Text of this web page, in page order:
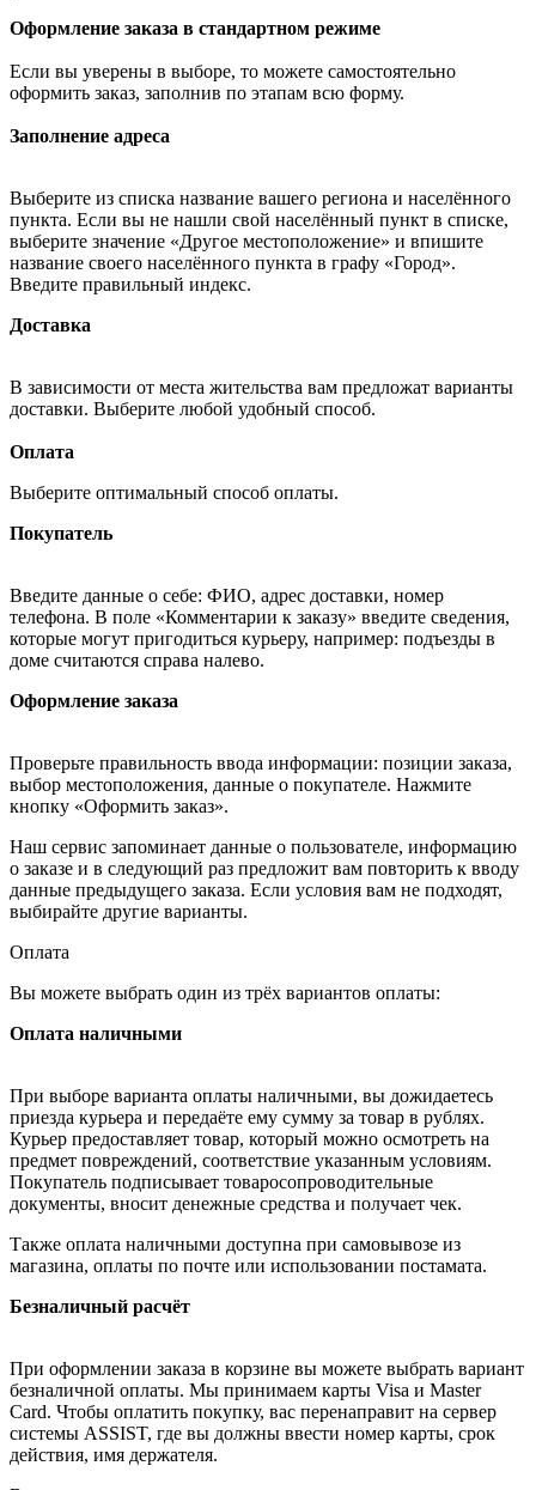
Оформление заказа в стандартном режиме
Если вы уверены в выборе, то можете самостоятельно
оформить заказ, заполнив по этапам всю форму.
Заполнение адреса
Выберите из списка название вашего региона и населённого
пункта. Если вы не нашли свой населённый пункт в списке,
выберите значение «Другое местоположение» и впишите
название своего населённого пункта в графу «Город».
Введите правильный индекс.
Доставка
В зависимости от места жительства вам предложат варианты
доставки. Выберите любой удобный способ.
Оплата
Выберите оптимальный способ оплаты.
Покупатель
Введите данные о себе: ФИО, адрес доставки, номер
телефона. В поле «Комментарии к заказу» введите сведения,
которые могут пригодиться курьеру, например: подъезды в
доме считаются справа налево.
Оформление заказа
Проверьте правильность ввода информации: позиции заказа,
выбор местоположения, данные о покупателе. Нажмите
кнопку «Оформить заказ».
Наш сервис запоминает данные о пользователе, информацию
о заказе и в следующий раз предложит вам повторить к вводу
данные предыдущего заказа. Если условия вам не подходят,
выбирайте другие варианты.
Оплата
Вы можете выбрать один из трёх вариантов оплаты:
Оплата наличными
При выборе варианта оплаты наличными, вы дожидаетесь
приезда курьера и передаёте ему сумму за товар в рублях.
Курьер предоставляет товар, который можно осмотреть на
предмет повреждений, соответствие указанным условиям.
Покупатель подписывает товаросопроводительные
документы, вносит денежные средства и получает чек.
Также оплата наличными доступна при самовывозе из
магазина, оплаты по почте или использовании постамата.
Безналичный расчёт
При оформлении заказа в корзине вы можете выбрать вариант
безналичной оплаты. Мы принимаем карты Visa и Master
Card. Чтобы оплатить покупку, вас перенаправит на сервер
системы ASSIST, где вы должны ввести номер карты, срок
действия, имя держателя.